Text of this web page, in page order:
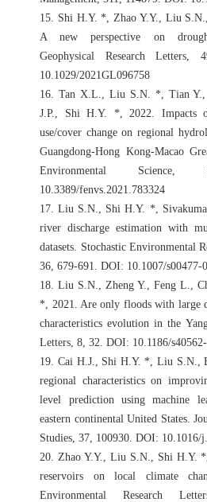
15. Shi H.Y. *, Zhao Y.Y., Liu
A new perspective on
Geophysical Research Letters,
10.1029/2021GL096758
16.Tan X.L., Liu S.N. *, Tian Y.,
J.P., Shi H.Y. *, 2022. Impacts
use/cover change on regional
Guangdong-Hong Kong-Macao
Environmental
10.3389/fenvs.2021.783324
17.Liu S.N., Shi H.Y. *,
river discharge estimation with
datasets. Stochastic Environmental
36, 679-691. DOI: 10.1007/s00477-
18.Liu S.N., Zheng Y., Feng L.,
*, 2021. Are only floods with large
characteristics evolution in the
Letters, 8, 32. DOI: 10.1186/
19. Cai H.J., Shi H.Y. *, Liu S.N.,
regional characteristics on
level prediction using machine
eastern continental United States.
Studies, 37, 100930. DOI: 10.1016/
20. Zhao Y.Y., Liu S.N., Shi H.Y.
reservoirs on local climate
Environmental Research